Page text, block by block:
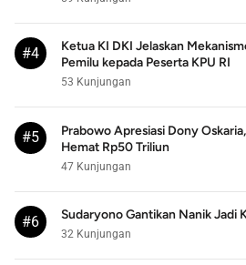
#4
Ketua KI DKI Jelaskan
Pemilu kepada Peserta KPU RI
53 Kunjungan
#5
Prabowo Apresiasi Dony
Hemat Rp50 Triliun
47 Kunjungan
#6 Sudaryono Gantikan Nanik Jadi
32 Kunjungan